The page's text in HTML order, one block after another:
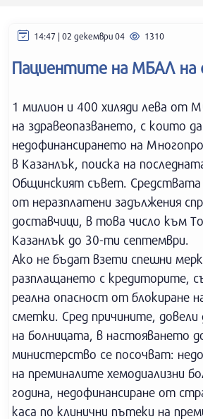
14:47 | 02 декември 04 1310
Пациентите на МБАЛ на
1 милион и 400 хиляди лева от
на здравеопазването, с които
недофинансирането на
в Казанлък, поиска на
Общинският съвет. Средствата
от неразплатени задължения
доставчици, в това число към
Казанлък до 30-ти септември.
Ако не бъдат взети спешни
разплащането с кредиторите,
реална опасност от блокиране
сметки. Сред причините, довели
на болницата, в настояването
министерство се посочват:
на преминалите хемодиализни
година, недофинансиране от
каса по клинични пътеки на